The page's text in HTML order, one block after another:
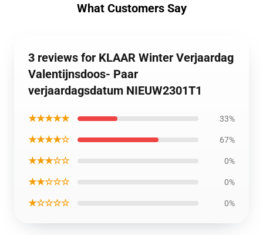
What Customers Say
3 reviews for KLAAR Winter Verjaardag
Valentijnsdoos- Paar
verjaardagsdatum NIEUW2301T1
★★★★★ 33%
★★★★☆ 67%
★★★☆☆ 0%
★★☆☆☆ 0%
★☆☆☆☆ 0%